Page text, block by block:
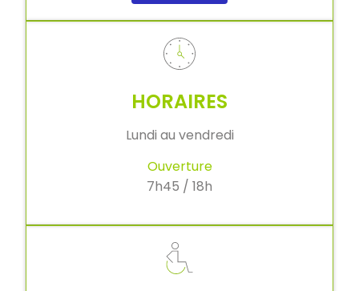
HORAIRES
Lundi au vendredi
Ouverture
7h45 / 18h